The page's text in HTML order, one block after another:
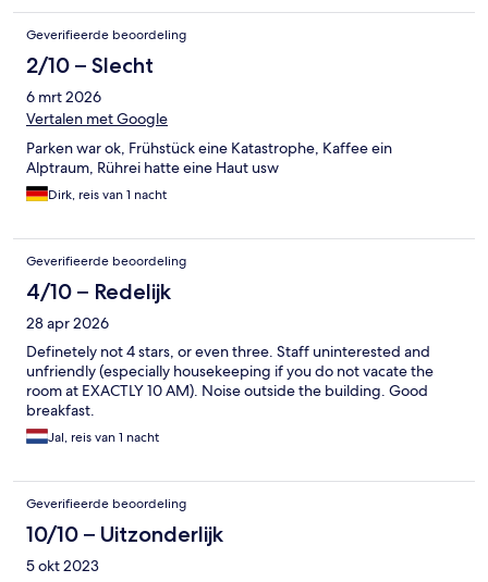
Geverifieerde beoordeling
2/10 – Slecht
6 mrt 2026
Vertalen met Google
Parken war ok, Frühstück eine Katastrophe, Kaffee ein
Alptraum, Rührei hatte eine Haut usw
Dirk, reis van 1 nacht
Geverifieerde beoordeling
4/10 – Redelijk
28 apr 2026
Definetely not 4 stars, or even three. Staff uninterested and
unfriendly (especially housekeeping if you do not vacate the
room at EXACTLY 10 AM). Noise outside the building. Good
breakfast.
Jal, reis van 1 nacht
Geverifieerde beoordeling
10/10 – Uitzonderlijk
5 okt 2023